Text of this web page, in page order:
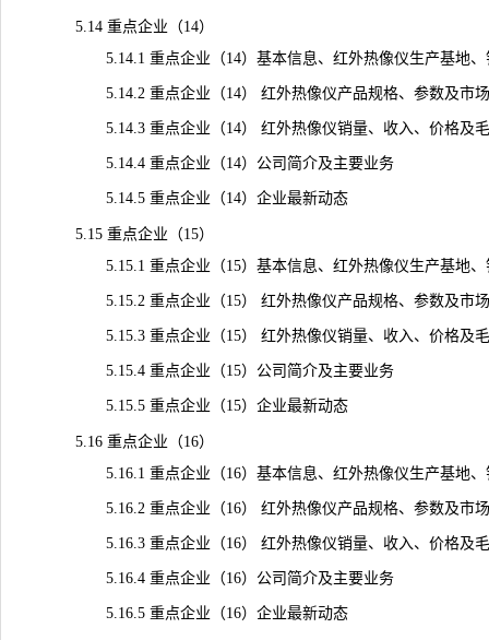
5.14 重点企业（14）
5.14.1 重点企业（14）基本信息、红外热像仪生产基地、
5.14.2 重点企业（14） 红外热像仪产品规格、参数及市
5.14.3 重点企业（14） 红外热像仪销量、收入、价格及毛
5.14.4 重点企业（14）公司简介及主要业务
5.14.5 重点企业（14）企业最新动态
5.15 重点企业（15）
5.15.1 重点企业（15）基本信息、红外热像仪生产基地、
5.15.2 重点企业（15） 红外热像仪产品规格、参数及市
5.15.3 重点企业（15） 红外热像仪销量、收入、价格及毛
5.15.4 重点企业（15）公司简介及主要业务
5.15.5 重点企业（15）企业最新动态
5.16 重点企业（16）
5.16.1 重点企业（16）基本信息、红外热像仪生产基地、
5.16.2 重点企业（16） 红外热像仪产品规格、参数及市
5.16.3 重点企业（16） 红外热像仪销量、收入、价格及毛
5.16.4 重点企业（16）公司简介及主要业务
5.16.5 重点企业（16）企业最新动态